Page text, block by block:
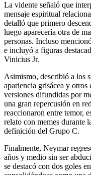
La vidente señaló que
mensaje espiritual
detalló que primero
luego aparecería otra de
personas. Incluso
e incluyó a figuras
Vinicius Jr.
Asimismo, describió a los
apariencia grisácea y
versiones difundidas por
una gran repercusión en
reaccionaron entre temor,
relato con memes durante
definición del Grupo C.
Finalmente, Neymar
años y medio sin ser
se destacó con dos goles